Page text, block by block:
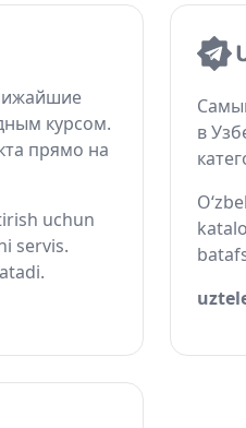
курсом.
прямо на
uchun
servis.
в